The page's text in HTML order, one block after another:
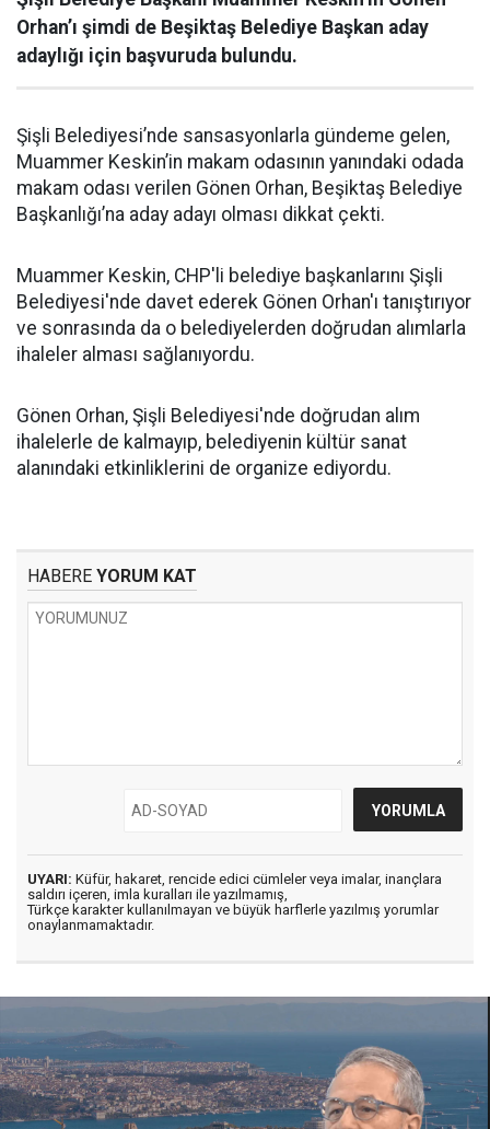
Orhan’ı şimdi de Beşiktaş Belediye Başkan aday
adaylığı için başvuruda bulundu.
Şişli Belediyesi’nde sansasyonlarla gündeme gelen,
Muammer Keskin’in makam odasının yanındaki odada
makam odası verilen Gönen Orhan, Beşiktaş Belediye
Başkanlığı’na aday adayı olması dikkat çekti.
Muammer Keskin, CHP'li belediye başkanlarını Şişli
Belediyesi'nde davet ederek Gönen Orhan'ı tanıştırıyor
ve sonrasında da o belediyelerden doğrudan alımlarla
ihaleler alması sağlanıyordu.
Gönen Orhan, Şişli Belediyesi'nde doğrudan alım
ihalelerle de kalmayıp, belediyenin kültür sanat
alanındaki etkinliklerini de organize ediyordu.
HABERE YORUM KAT
UYARI: Küfür, hakaret, rencide edici cümleler veya imalar, inançlara
saldırı içeren, imla kuralları ile yazılmamış,
Türkçe karakter kullanılmayan ve büyük harflerle yazılmış yorumlar
onaylanmamaktadır.